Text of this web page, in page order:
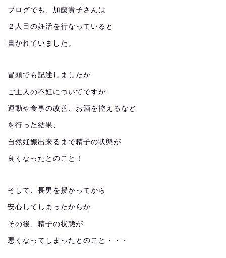
ブログでも、加藤貴子さんは
２人目の妊活を行なっていると
書かれていました。
冒頭でも記述しましたが
ご主人の不妊についてですが
運動や食事の改善、お酒を控えるなど
を行った結果、
自然妊娠出来るまで精子の状態が
良くなったとのこと！
そして、長男を授かってから
安心してしまったからか
その後、精子の状態が
悪くなってしまったとのこと・・・